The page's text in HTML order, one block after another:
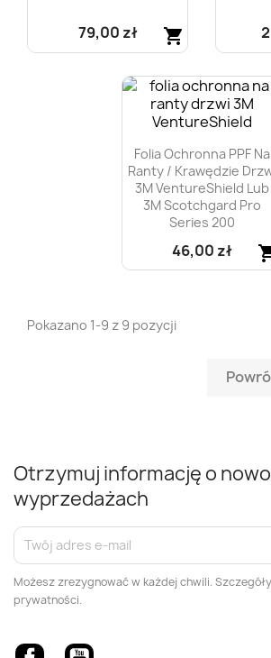
shopping_cart
79,00 zł

Folia Ochronna PPF Na
Ranty / Krawędzie
3M VentureShield Lub
3M Scotchgard Pro
Series 200
46,00 zł
Pokazano 1-9 z 9 pozycji
Otrzymuj informację o
wyprzedażach
Możesz zrezygnować w każdej chwili.
prywatności.
FacebookYouTube